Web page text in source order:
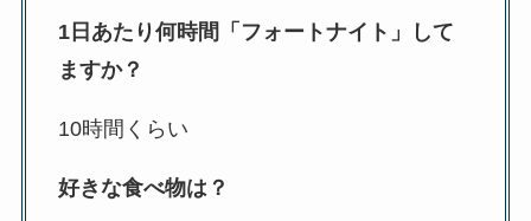
1日あたり何時間「フォートナイト」して
ますか？
10時間くらい
好きな食べ物は？